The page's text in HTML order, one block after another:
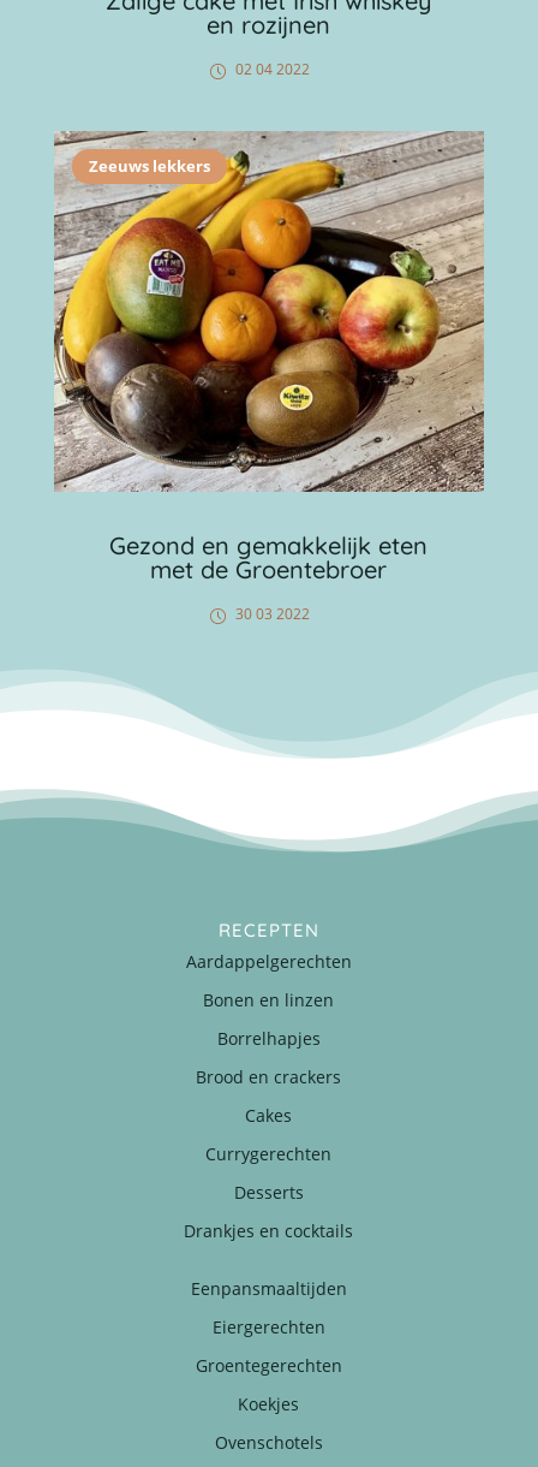
en rozijnen
02 04 2022
Zeeuws lekkers
Gezond en gemakkelijk eten
met de Groentebroer
30 03 2022
RECEPTEN
Aardappelgerechten
Bonen en linzen
Borrelhapjes
Brood en crackers
Cakes
Currygerechten
Desserts
Drankjes en cocktails
Eenpansmaaltijden
Eiergerechten
Groentegerechten
Koekjes
Ovenschotels